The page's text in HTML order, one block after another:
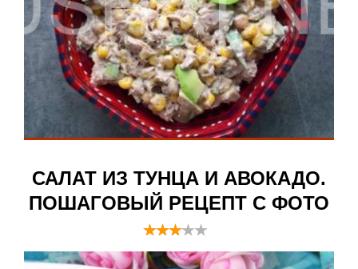
САЛАТ ИЗ ТУНЦА И АВОКАДО.
ПОШАГОВЫЙ РЕЦЕПТ С ФОТО